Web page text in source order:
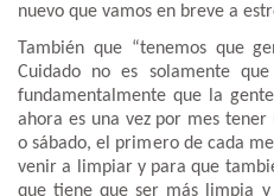
nuevo que vamos en breve a
También que “tenemos que
Cuidado no es solamente
fundamentalmente que la
ahora es una vez por mes
o sábado, el primero de cada
venir a limpiar y para que
que tiene que ser más limpia